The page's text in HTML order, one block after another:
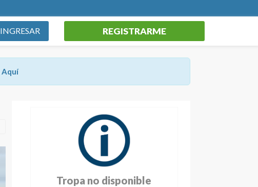
INGRESAR REGISTRARME
Aquí
Tropa no disponible